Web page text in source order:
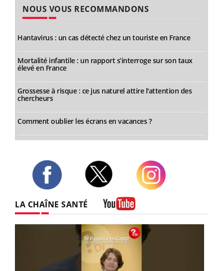
NOUS VOUS RECOMMANDONS
Hantavirus : un cas détecté chez un touriste en France
Mortalité infantile : un rapport s’interroge sur son taux
élevé en France
Grossesse à risque : ce jus naturel attire l'attention des
chercheurs
Comment oublier les écrans en vacances ?
LA CHAÎNE SANTÉ